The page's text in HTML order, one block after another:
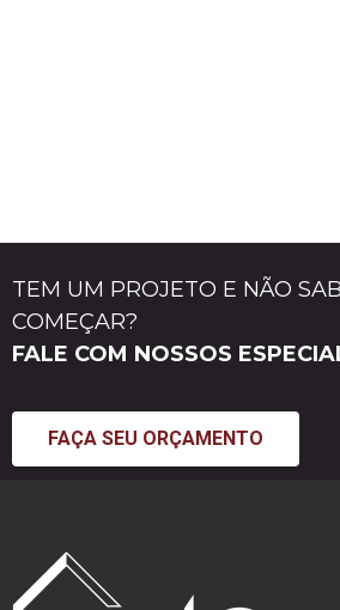
TEM UM PROJETO E NÃO
COMEÇAR?
FALE COM NOSSOS
FAÇA SEU ORÇAMENTO